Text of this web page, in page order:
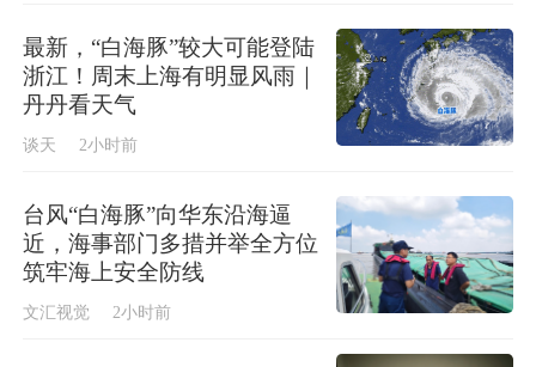
最新，“白海豚”较大可能登陆
浙江！周末上海有明显风雨｜
丹丹看天气
谈天 2小时前
台风“白海豚”向华东沿海逼
近，海事部门多措并举全方位
筑牢海上安全防线
文汇视觉 2小时前